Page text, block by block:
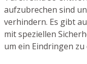
aufzubrechen sind
verhindern. Es gibt
mit speziellen
um ein Eindringen zu